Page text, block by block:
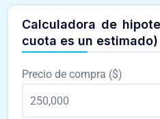
Calculadora de
cuota es un estimado)
Precio de compra ($)